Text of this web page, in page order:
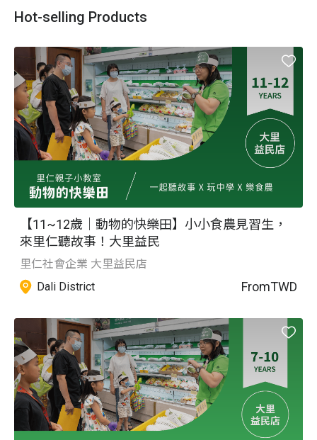
Hot-selling Products
【11~12歲｜動物的快樂田】小小食農見習生，
來里仁聽故事！大里益民
里仁社會企業 大里益民店
Dali District
FromTWD